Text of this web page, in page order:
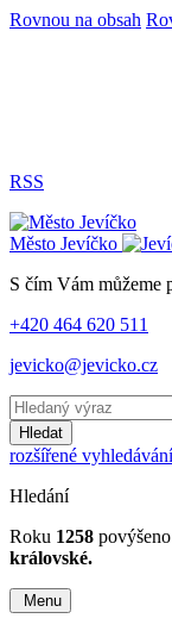
Rovnou na obsah
RSS
Město Jevíčko
S čím Vám můžeme
+420 464 620 511
jevicko@jevicko.cz
Hledat
rozšířené vyhledávání
Hledání
Roku 1258 povýšeno
královské.
Menu